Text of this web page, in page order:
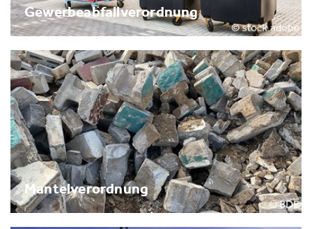
Gewerbeabfallverordnung
Mantelverordnung